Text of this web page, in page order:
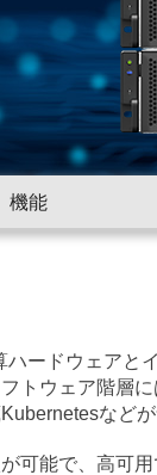
機能
ードウェアと
トウェア階層に
などが
可能で、高可